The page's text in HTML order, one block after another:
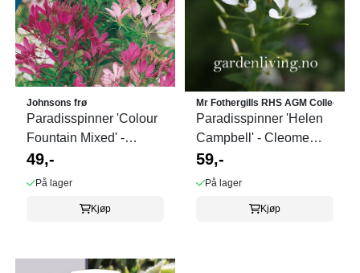
Johnsons frø
Paradisspinner 'Colour
Fountain Mixed' -
Cleome spinosa
49,-
På lager
Kjøp
Mr Fothergills RHS AGM Collectio
Paradisspinner 'Helen
Campbell' - Cleome
hassieriana
59,-
På lager
Kjøp